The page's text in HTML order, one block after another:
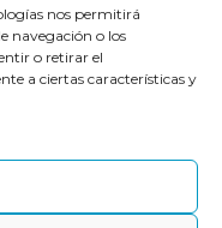
nos permitirá
navegación o los
o retirar el
a ciertas características y
a tu médico
Extraordinaria